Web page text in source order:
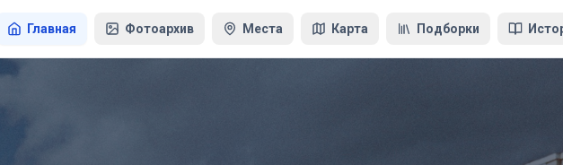
Главная Фотоархив Места Карта Подборки